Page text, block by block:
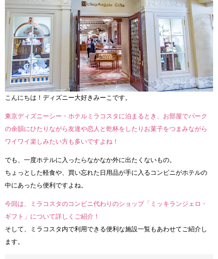
こんにちは！ディズニー大好きみーこです。
東京ディズニーシー・ホテルミラコスタに泊まるとき、お部屋でパーク
の余韻にひたりながら友達や恋人と乾杯をしたりお菓子をつまみながら
ワイワイ楽しみたい方も多いですよね！
でも、一度ホテルに入ったらなかなか外に出たくないもの。
ちょっとした軽食や、買い忘れた日用品が手に入るコンビニがホテルの
中にあったら便利ですよね。
今回は、ミラコスタのコンビニ代わりのショップ「ミッキランジェロ・
ギフト」について詳しくご紹介！
そして、ミラコスタ内で利用できる便利な施設一覧もあわせてご紹介し
ます。